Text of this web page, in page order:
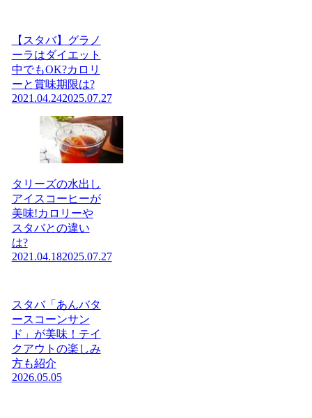
【スタバ】グラノ
ーラはダイエット
中でもOK?カロリ
ーと賞味期限は?
2021.04.242025.07.27
タリーズの水出し
アイスコーヒーが
美味!カロリーや
スタバとの違い
は?
2021.04.182025.07.27
スタバ「あんバタ
ースコーンサン
ド」が美味！テイ
クアウトの楽しみ
方も紹介
2026.05.05